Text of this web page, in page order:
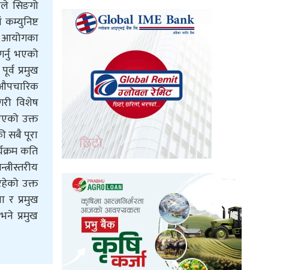
सिङगो
आयोगका
भएको
प्रमुख
विशेष
उक्त
सबै पूरा
कति
उक्त
र प्रमुख
प्रमुख